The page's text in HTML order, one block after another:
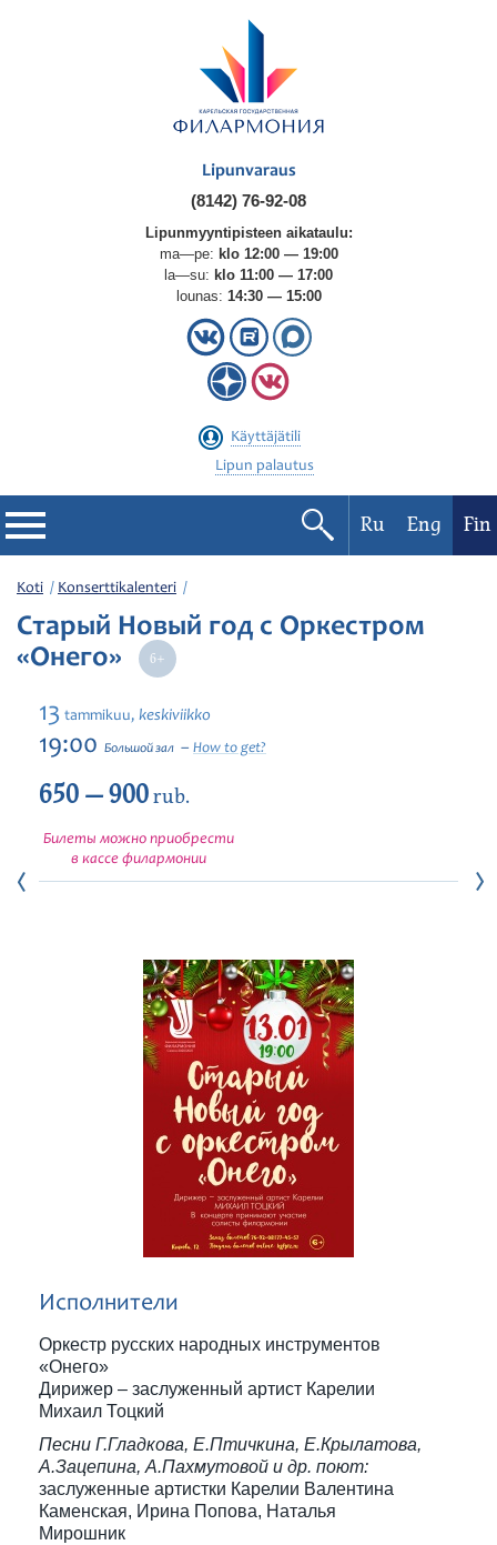
Lipunvaraus
(8142) 76-92-08
Lipunmyyntipisteen aikataulu:
ma—pe: klo 12:00 — 19:00
la—su: klo 11:00 — 17:00
lounas: 14:30 — 15:00
Käyttäjätili
Lipun palautus
Filharmonia
Konserttikalenteri
Festivaalit
Ru Eng Fin
Koti Konserttikalenteri
Старый Новый год с Оркестром
«Онего»
13 tammikuu, keskiviikko
19:00 Большой зал How to get?
650 — 900rub.
Билеты можно приобрести
в кассе филармонии
Исполнители
Оркестр русских народных инструментов
«Онего»
Дирижер – заслуженный артист Карелии
Михаил Тоцкий
Песни Г.Гладкова, Е.Птичкина, Е.Крылатова,
А.Зацепина, А.Пахмутовой и др. поют:
заслуженные артистки Карелии Валентина
Каменская, Ирина Попова, Наталья
Мирошник